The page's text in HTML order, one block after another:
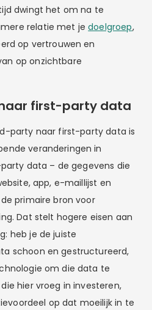
dwingt het om na te
relatie met jedoelgroep,
op vertrouwen en
op onzichtbare
first-party data
party naar first-party data is
veranderingen in
data – de gegevens die
app, e-maillijst en
primaire bron voor
Dat stelt hogere eisen aan
heb je de juiste
schoon en gestructureerd,
om die data te
hier vroeg in investeren,
op dat moeilijk in te